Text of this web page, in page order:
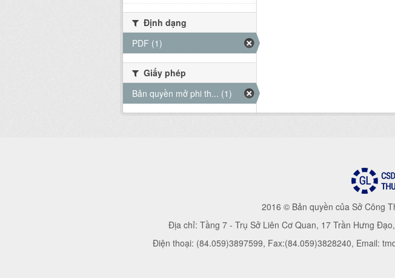
Định dạng
PDF (1)
Giấy phép
Bản quyền mở phi th... (1)
2016 © Bản quyền của Sở Công
Địa chỉ: Tầng 7 - Trụ Sở Liên Cơ Quan, 17 Trần Hưng
Điện thoại: (84.059)3897599, Fax:(84.059)3828240, Email: